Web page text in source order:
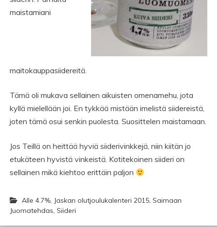
maistamiani
maitokauppasiidereitä.
Tämä oli mukava sellainen aikuisten omenamehu, jota
kyllä mielellään joi. En tykkää mistään imelistä siidereistä,
joten tämä osui senkin puolesta. Suosittelen maistamaan.
Jos Teillä on heittää hyviä siiderivinkkejä, niin kiitän jo
etukäteen hyvistä vinkeistä. Kotitekoinen siideri on
sellainen mikä kiehtoo erittäin paljon
Alle 4.7%, Jaskan olutjoulukalenteri 2015, Saimaan
Juomatehdas, Siideri